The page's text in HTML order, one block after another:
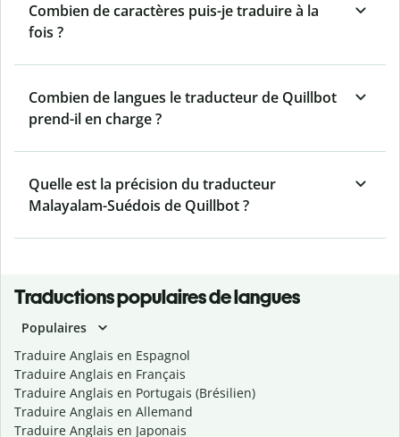
Combien de caractères puis-je traduire à la
fois ?
Combien de langues le traducteur de Quillbot
prend-il en charge ?
Quelle est la précision du traducteur
Malayalam-Suédois de Quillbot ?
Traductions populaires de langues
Populaires
Traduire Anglais en Espagnol
Traduire Anglais en Français
Traduire Anglais en Portugais (Brésilien)
Traduire Anglais en Allemand
Traduire Anglais en Japonais